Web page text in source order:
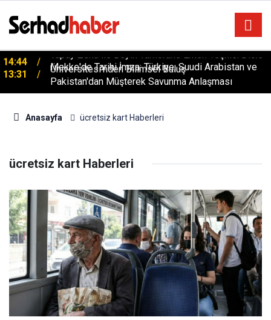
Yapay Zeka ile Beyin Tümörüne Erken Teşhis: Dicle
Üniversitesi’nden Bilimsel Buluş
13:31
Mekke'de Tarihi İmza: Türkiye, Suudi Arabistan ve
Pakistan'dan Müşterek Savunma Anlaşması
Anasayfa ücretsiz kart Haberleri
ücretsiz kart Haberleri